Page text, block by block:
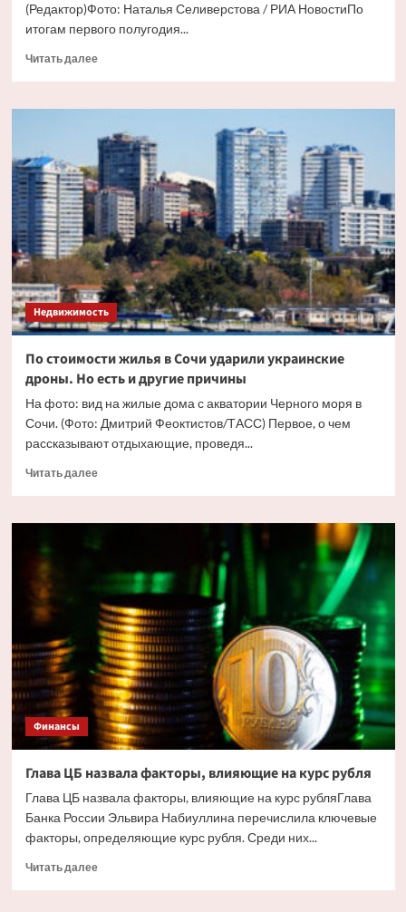
(Редактор)Фото: Наталья Селиверстова / РИА НовостиПо
итогам первого полугодия...
Читать далееПрочитать
Стоимость
типа
жилья
в
Москве
впервые
перевалила
за
триллион
рублей
Недвижимость
По стоимости жилья в Сочи ударили украинские
дроны. Но есть и другие причины
На фото: вид на жилые дома с акватории Черного моря в
Сочи. (Фото: Дмитрий Феоктистов/ТАСС) Первое, о чем
рассказывают отдыхающие, проведя...
Читать далееПрочитать
По
Сочи
ударили
украинские
дроны.
Но
есть
и
другие
причины
Финансы
Глава ЦБ назвала факторы, влияющие на курс рубля
Глава ЦБ назвала факторы, влияющие на курс рубляГлава
Банка России Эльвира Набиуллина перечислила ключевые
факторы, определяющие курс рубля. Среди них...
Читать далееПрочитать